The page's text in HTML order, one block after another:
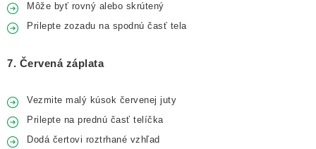
Môže byť rovný alebo skrútený
Prilepte zozadu na spodnú časť tela
7. Červená záplata
Vezmite malý kúsok červenej juty
Prilepte na prednú časť telíčka
Dodá čertovi roztrhané vzhľad